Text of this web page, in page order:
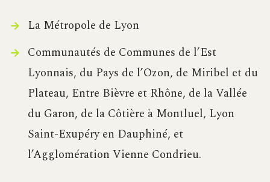
La Métropole de Lyon
Communautés de Communes de l’Est
Lyonnais, du Pays de l’Ozon, de Miribel et du
Plateau, Entre Bièvre et Rhône, de la Vallée
du Garon, de la Côtière à Montluel, Lyon
Saint-Exupéry en Dauphiné, et
l’Agglomération Vienne Condrieu.